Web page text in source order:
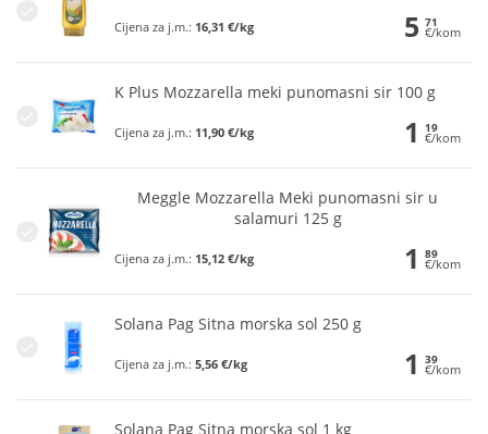
Cijena za j.m.: 16,31 €/kg 5 71
€/kom
K Plus Mozzarella meki punomasni sir 100 g
Cijena za j.m.: 11,90 €/kg 1 19
€/kom
Meggle Mozzarella Meki punomasni sir u
salamuri 125 g
Cijena za j.m.: 15,12 €/kg 1 89
€/kom
Solana Pag Sitna morska sol 250 g
Cijena za j.m.: 5,56 €/kg 1 39
€/kom
Solana Pag Sitna morska sol 1 kg